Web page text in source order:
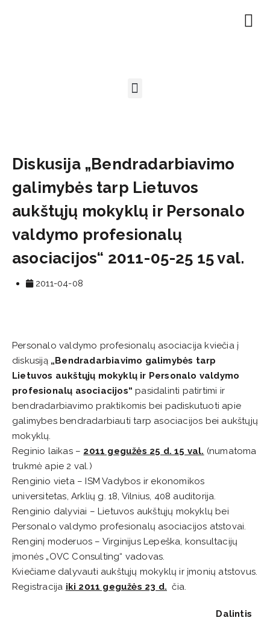
Diskusija „Bendradarbiavimo
galimybės tarp Lietuvos
aukštųjų mokyklų ir Personalo
valdymo profesionalų
asociacijos“ 2011-05-25 15 val.
2011-04-08
Personalo valdymo profesionalų asociacija kviečia į
diskusiją „Bendradarbiavimo galimybės tarp
Lietuvos aukštųjų mokyklų ir Personalo valdymo
profesionalų asociacijos“ pasidalinti patirtimi ir
bendradarbiavimo praktikomis bei padiskutuoti apie
galimybes bendradarbiauti tarp asociacijos bei aukštųjų
mokyklų.
Reginio laikas – 2011 gegužės 25 d. 15 val. (numatoma
trukmė apie 2 val.)
Renginio vieta – ISM Vadybos ir ekonomikos
universitetas, Arklių g. 18, Vilnius, 408 auditorija.
Renginio dalyviai – Lietuvos aukštųjų mokyklų bei
Personalo valdymo profesionalų asociacijos atstovai.
Renginį moderuos – Virginijus Lepeška, konsultacijų
įmonės „OVC Consulting“ vadovas.
Kviečiame dalyvauti aukštųjų mokyklų ir įmonių atstovus.
Registracija iki 2011 gegužės 23 d. čia.
Dalintis